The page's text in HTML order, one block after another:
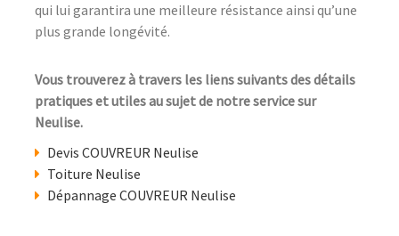
qui lui garantira une meilleure résistance ainsi qu’une
plus grande longévité.
Vous trouverez à travers les liens suivants des détails
pratiques et utiles au sujet de notre service sur
Neulise.
Devis COUVREUR Neulise
Toiture Neulise
Dépannage COUVREUR Neulise